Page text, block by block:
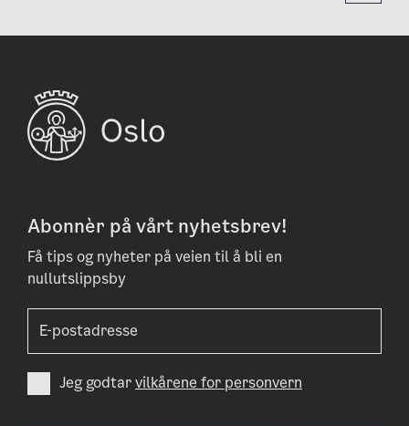
Abonnèr på vårt nyhetsbrev!
Få tips og nyheter på veien til å bli en
nullutslippsby
Jeg godtarvilkårene for personvern